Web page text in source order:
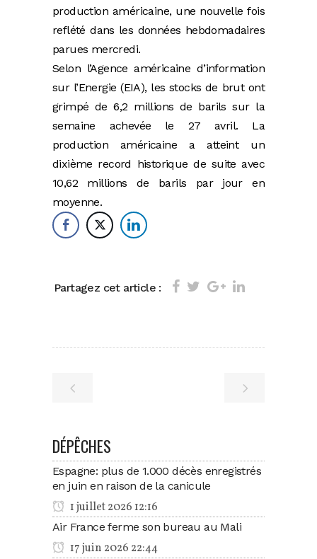
production américaine, une nouvelle fois
reflété dans les données hebdomadaires
parues mercredi.
Selon l’Agence américaine d’information
sur l’Energie (EIA), les stocks de brut ont
grimpé de 6,2 millions de barils sur la
semaine achevée le 27 avril. La
production américaine a atteint un
dixième record historique de suite avec
10,62 millions de barils par jour en
moyenne.
Partagez cet article :
DÉPÊCHES
Espagne: plus de 1.000 décès enregistrés
en juin en raison de la canicule
1 juillet 2026 12:16
Air France ferme son bureau au Mali
17 juin 2026 22:44